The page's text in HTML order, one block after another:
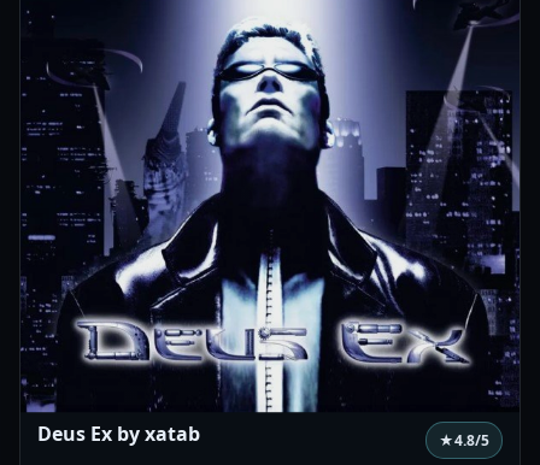
Deus Ex by xatab ★4.8/5